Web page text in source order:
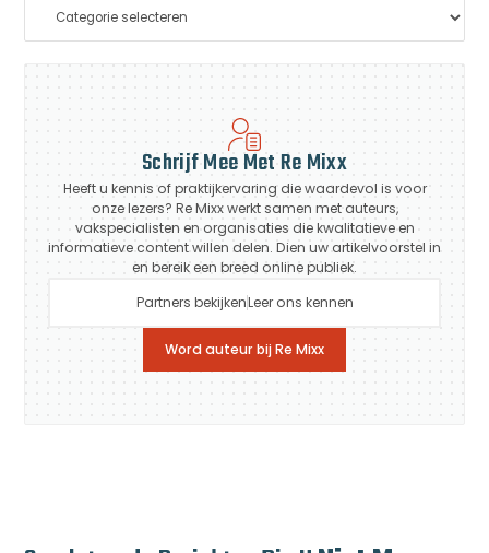
Schrijf Mee Met Re Mixx
Heeft u kennis of praktijkervaring die waardevol is voor
onze lezers? Re Mixx werkt samen met auteurs,
vakspecialisten en organisaties die kwalitatieve en
informatieve content willen delen. Dien uw artikelvoorstel in
en bereik een breed online publiek.
Partners bekijkenLeer ons kennen
Word auteur bij Re Mixx